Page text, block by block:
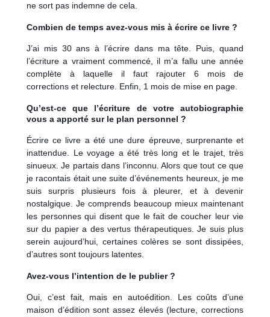
ne sort pas indemne de cela.
Combien de temps avez-vous mis à écrire ce livre ?
J’ai mis 30 ans à l’écrire dans ma tête. Puis, quand
l’écriture a vraiment commencé, il m’a fallu une année
complète à laquelle il faut rajouter 6 mois de
corrections et relecture. Enfin, 1 mois de mise en page.
Qu’est-ce que l’écriture de votre autobiographie
vous a apporté sur le plan personnel ?
Écrire ce livre a été une dure épreuve, surprenante et
inattendue. Le voyage a été très long et le trajet, très
sinueux. Je partais dans l’inconnu. Alors que tout ce que
je racontais était une suite d’événements heureux, je me
suis surpris plusieurs fois à pleurer, et à devenir
nostalgique. Je comprends beaucoup mieux maintenant
les personnes qui disent que le fait de coucher leur vie
sur du papier a des vertus thérapeutiques. Je suis plus
serein aujourd’hui, certaines colères se sont dissipées,
d’autres sont toujours latentes.
Avez-vous l’intention de le publier ?
Oui, c’est fait, mais en autoédition. Les coûts d’une
maison d’édition sont assez élevés (lecture, corrections